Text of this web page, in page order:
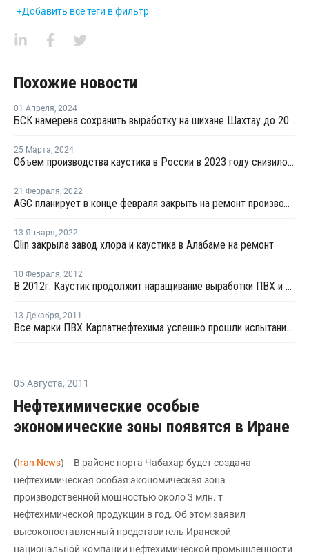
+Добавить все теги в фильтр
Похожие новости
01 Апреля, 2024
БСК намерена сохранить выработку на шихане Шахтау до 2029 года
25 Марта, 2024
Объем производства каустика в России в 2023 году снизилось на 1,2%
21 Февраля, 2022
AGC планирует в конце февраля закрыть на ремонт производство каустика
13 Января, 2022
Olin закрыла завод хлора и каустика в Алабаме на ремонт
10 Февраля, 2012
В 2012г. Каустик продолжит наращивание выработки ПВХ и твердого каустика
13 Декабря, 2011
Все марки ПВХ Карпатнефтехима успешно прошли испытания - А. Раппопорт
05 Августа, 2011
Нефтехимические особые
экономические зоны появятся в Иране
(Iran News) -- В районе порта Чабахар будет создана
нефтехимическая особая экономическая зона
производственной мощностью около 3 млн. т
нефтехимической продукции в год. Об этом заявил
высокопоставленный представитель Иранской
национальной компании нефтехимической промышленности